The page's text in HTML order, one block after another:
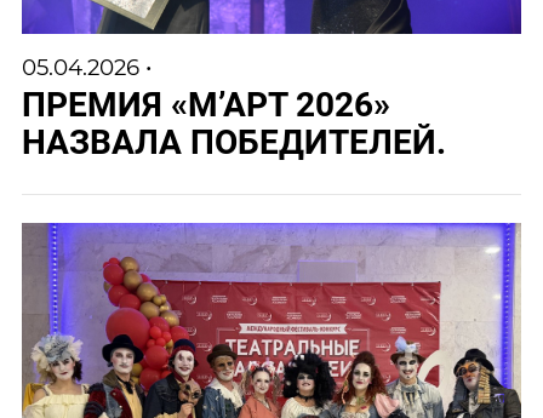
05.04.2026 •
ПРЕМИЯ «М’АРТ 2026»
НАЗВАЛА ПОБЕДИТЕЛЕЙ.